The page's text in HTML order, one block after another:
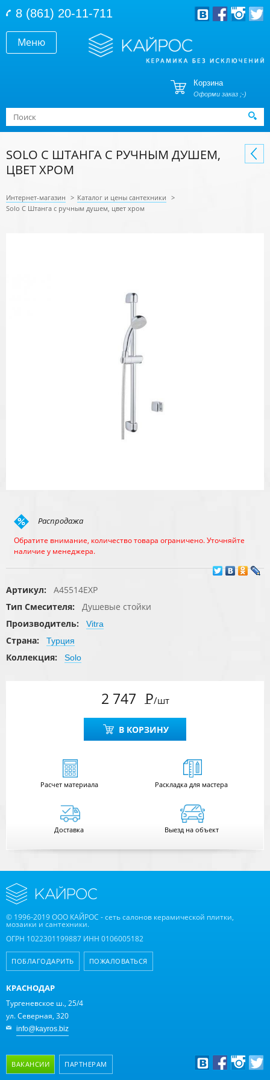
Меню
8 (861) 20-11-711
Корзина
Оформи заказ ;-)
Форма поиска
Поиск
SOLO C ШТАНГА С РУЧНЫМ ДУШЕМ,
ЦВЕТ ХРОМ
Интернет-магазин > Каталог и цены сантехники >
Solo C Штанга с ручным душем, цвет хром
Распродажа
Обратите внимание, количество товара ограничено. Уточняйте
наличие у менеджера.
Артикул:
A45514EXP
Тип Смесителя:
Душевые стойки
Производитель:
Vitra
Страна: Турция
Коллекция: Solo
2 747 Р/шт
В КОРЗИНУ
Расчетматериала Раскладка для мастера
Доставка Выезд на объект
© 1996-2019 ООО КАЙРОС - сеть салонов керамической плитки,
мозаики и сантехники.
ОГРН 1022301199887 ИНН 0106005182
ПОБЛАГОДАРИТЬ ПОЖАЛОВАТЬСЯ
КРАСНОДАР
Тургеневское ш., 25/4
ул. Северная, 320
info@kayros.biz
ВАКАНСИИ ПАРТНЕРАМ